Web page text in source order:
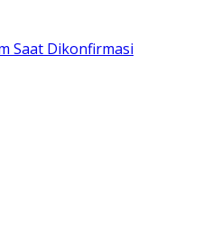
Saat Dikonfirmasi